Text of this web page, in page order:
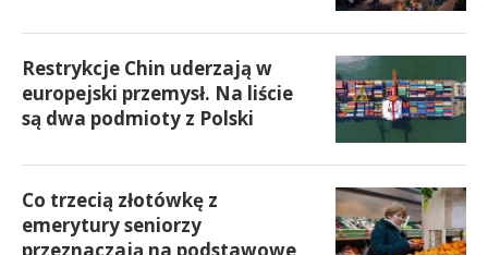
Restrykcje Chin uderzają w
europejski przemysł. Na liście
są dwa podmioty z Polski
Co trzecią złotówkę z
emerytury seniorzy
przeznaczają na podstawowe